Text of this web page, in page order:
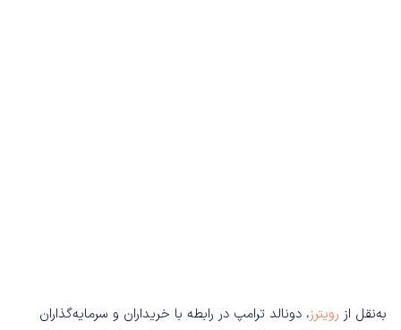
به‌نقل از رویترز، دونالد ترامپ در رابطه با خریداران و سرمایه‌گذاران